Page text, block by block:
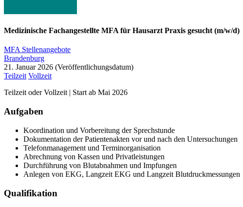
Medizinische Fachangestellte MFA für Hausarzt Praxis gesucht (m/w/d)
MFA Stellenangebote
Brandenburg
21. Januar 2026
Teilzeit Vollzeit
Teilzeit oder Vollzeit | Start ab Mai 2026
Aufgaben
Koordination und Vorbereitung der Sprechstunde
Dokumentation der Patientenakten vor und nach den Untersuchungen
Telefonmanagement und Terminorganisation
Abrechnung von Kassen und Privatleistungen
Durchführung von Blutabnahmen und Impfungen
Anlegen von EKG, Langzeit EKG und Langzeit Blutdruckmessungen
Qualifikation